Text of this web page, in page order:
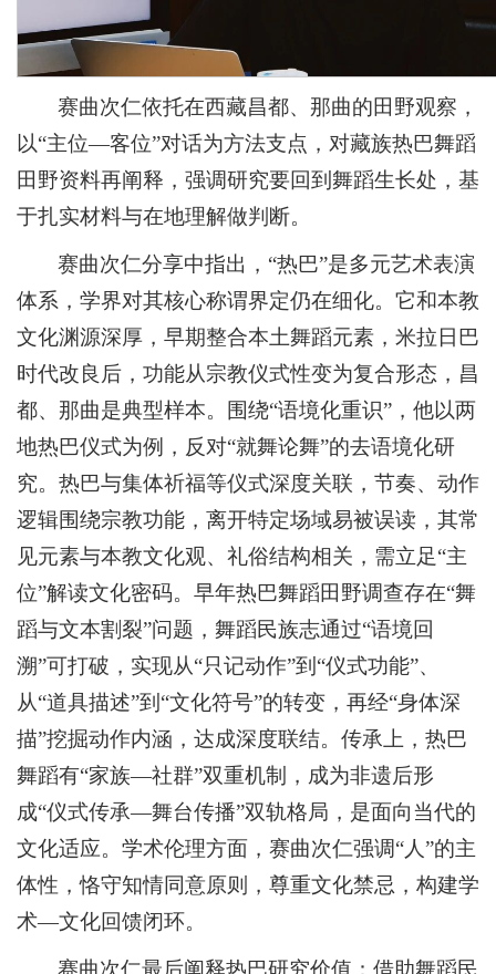
赛曲次仁依托在西藏昌都、那曲的田野观察，
以“主位—客位”对话为方法支点，对藏族热巴舞蹈
田野资料再阐释，强调研究要回到舞蹈生长处，基
于扎实材料与在地理解做判断。
赛曲次仁分享中指出，“热巴”是多元艺术表演
体系，学界对其核心称谓界定仍在细化。它和本教
文化渊源深厚，早期整合本土舞蹈元素，米拉日巴
时代改良后，功能从宗教仪式性变为复合形态，昌
都、那曲是典型样本。围绕“语境化重识”，他以两
地热巴仪式为例，反对“就舞论舞”的去语境化研
究。热巴与集体祈福等仪式深度关联，节奏、动作
逻辑围绕宗教功能，离开特定场域易被误读，其常
见元素与本教文化观、礼俗结构相关，需立足“主
位”解读文化密码。早年热巴舞蹈田野调查存在“舞
蹈与文本割裂”问题，舞蹈民族志通过“语境回
溯”可打破，实现从“只记动作”到“仪式功能”、
从“道具描述”到“文化符号”的转变，再经“身体深
描”挖掘动作内涵，达成深度联结。传承上，热巴
舞蹈有“家族—社群”双重机制，成为非遗后形
成“仪式传承—舞台传播”双轨格局，是面向当代的
文化适应。学术伦理方面，赛曲次仁强调“人”的主
体性，恪守知情同意原则，尊重文化禁忌，构建学
术—文化回馈闭环。
赛曲次仁最后阐释热巴研究价值：借助舞蹈民